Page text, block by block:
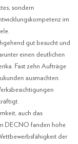
sondern
im
gut besucht und
einen deutlichen
Fast zehn Aufträge
ausmachten.
auch das
DECNO fanden hohe
der